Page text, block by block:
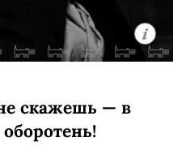
скажешь — в